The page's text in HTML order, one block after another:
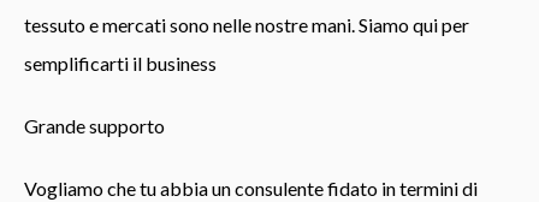
tessuto e mercati sono nelle nostre mani. Siamo qui per
semplificarti il ​​business
Grande supporto
Vogliamo che tu abbia un consulente fidato in termini di